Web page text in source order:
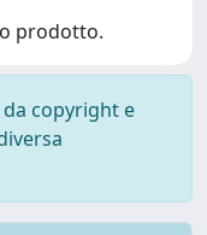
prodotto.
copyright e